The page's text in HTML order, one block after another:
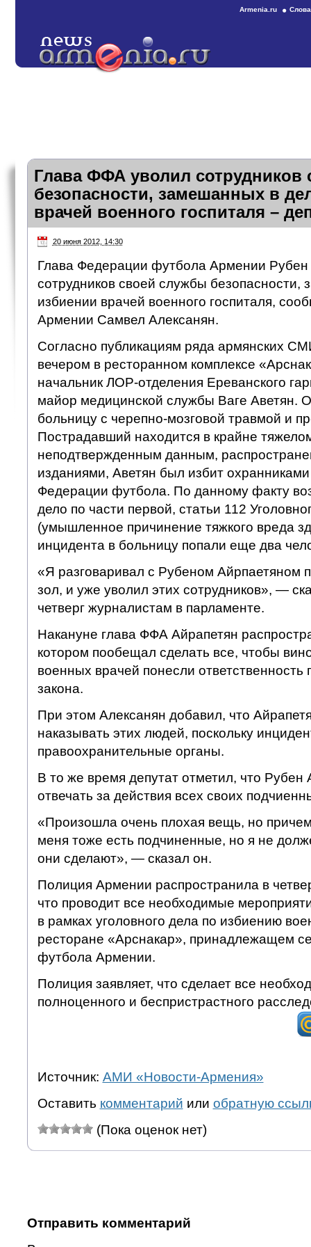
Armenia.ru
Глава ФФА уволил сотрудников
безопасности, замешанных в
врачей военного госпиталя –
20 июня 2012, 14:30
Глава Федерации футбола Армении Рубен
сотрудников своей службы
избиении врачей военного госпиталя,
Армении Самвел Алексанян.
Согласно публикациям ряда армянских
вечером в ресторанном комплексе
начальник ЛОР-отделения Ереванского
майор медицинской службы Ваге Аветян.
больницу с черепно-мозговой травмой и
Пострадавший находится в крайне
неподтвержденным данным,
изданиями, Аветян был избит
Федерации футбола. По данному факту
дело по части первой, статьи 112
(умышленное причинение тяжкого вреда
инцидента в больницу попали еще два
«Я разговаривал с Рубеном Айрпаетяном
зол, и уже уволил этих сотрудников», —
четверг журналистам в парламенте.
Накануне глава ФФА Айрапетян
котором пообещал сделать все, чтобы
военных врачей понесли ответственность
закона.
При этом Алексанян добавил, что
наказывать этих людей, поскольку
правоохранительные органы.
В то же время депутат отметил, что Рубен
отвечать за действия всех своих
«Произошла очень плохая вещь, но
меня тоже есть подчиненные, но я не
они сделают», — сказал он.
Полиция Армении распространила в
что проводит все необходимые
в рамках уголовного дела по избиению
ресторане «Арснакар», принадлежащем
футбола Армении.
Полиция заявляет, что сделает все
полноценного и беспристрастного
Источник: АМИ «Новости-Армения»
Оставить комментарий или обратную
(Пока оценок нет)
Отправить комментарий